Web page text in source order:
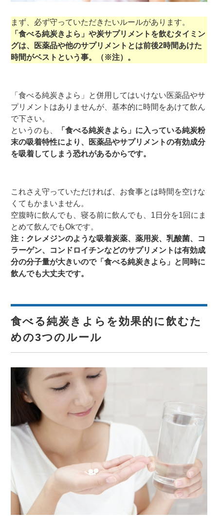
まず、必ず守っていただきたいルールがあります。
「食べる純炭きよら」や炭サプリメントを飲むタイミン
グは、医薬品や他のサプリメントとは前後2時間あけた
時間がベストという事。（※注）。
「食べる純炭きよら」と併用してはいけない医薬品やサ
プリメントはありませんが、基本的に時間をあけて飲ん
で下さい。
というのも、
「食べる純炭きよら」に入っている純炭粉
末の吸着特性により、医薬品やサプリメントの有効成分
を吸着してしまう恐れがあるからです。
これさえ守っていただければ、お食事とは時間を空けな
くてもかまいません。
空腹時に飲んでも、寝る前に飲んでも、1日分を1回にま
とめて飲んでもOkです。
注：クレメジンのような吸着炭薬、薬用炭、乳酸菌、コ
ラーゲン、コンドロイチンなどのサプリメントは有効成
分の分子量が大きいので「食べる純炭きよら」と同時に
飲んでも大丈夫です。
食べる純炭きよらを効果的に飲むた
めの3つのルール